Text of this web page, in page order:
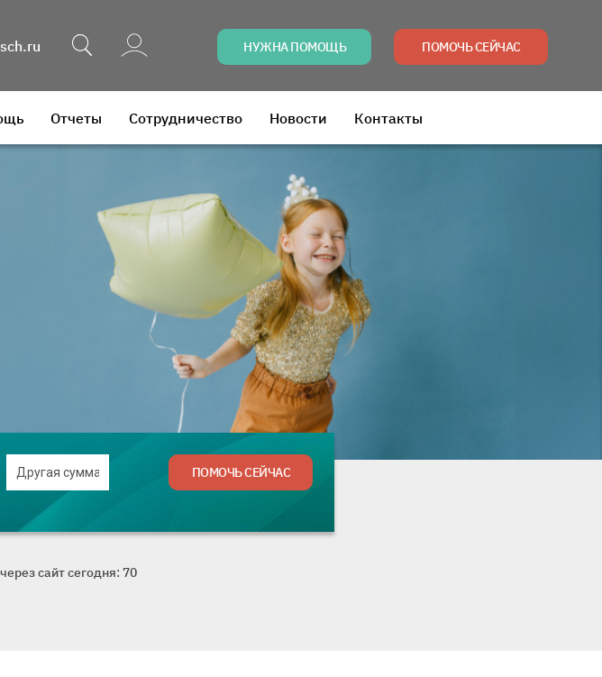
Поиск НУЖНА ПОМОЩЬ ПОМОЧЬ СЕЙЧАС
Отчеты Сотрудничество Новости Контакты
Введите другую сумму
ПОМОЧЬ СЕЙЧАС
сайт сегодня: 70